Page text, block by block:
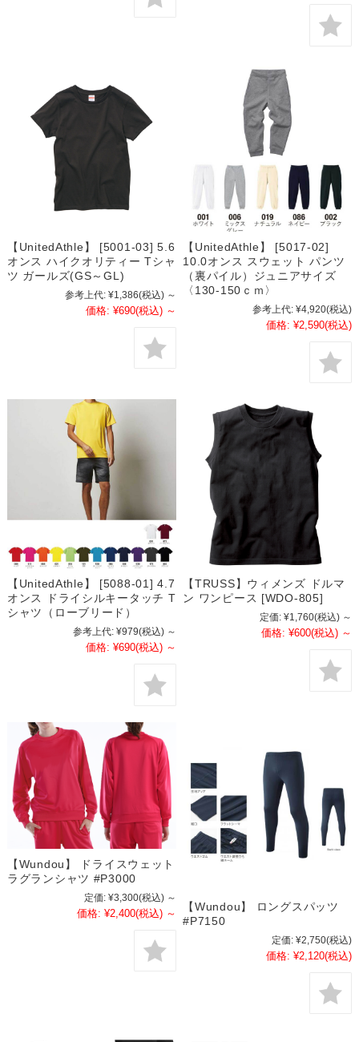
【UnitedAthle】 [5001-03] 5.6
オンス ハイクオリティー Tシャ
ツ ガールズ(GS～GL)
参考上代: ¥1,386(税込) ～
価格: ¥690(税込) ～
【UnitedAthle】 [5017-02]
10.0オンス スウェット パンツ
（裏パイル）ジュニアサイズ
〈130-150ｃｍ〉
参考上代: ¥4,920(税込)
価格: ¥2,590(税込)
【UnitedAthle】 [5088-01] 4.7
オンス ドライシルキータッチ T
シャツ（ローブリード）
参考上代: ¥979(税込) ～
価格: ¥690(税込) ～
【TRUSS】ウィメンズ ドルマ
ン ワンピース [WDO-805]
定価: ¥1,760(税込) ～
価格: ¥600(税込) ～
【Wundou】 ドライスウェット
ラグランシャツ #P3000
定価: ¥3,300(税込) ～
価格: ¥2,400(税込) ～
【Wundou】 ロングスパッツ
#P7150
定価: ¥2,750(税込)
価格: ¥2,120(税込)